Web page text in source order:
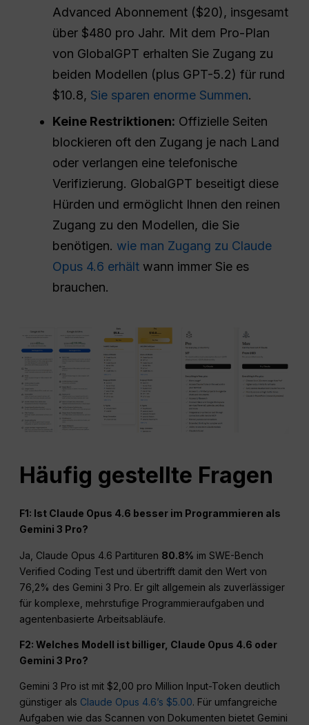
Advanced Abonnement ($20), insgesamt
über $480 pro Jahr. Mit dem Pro-Plan
von GlobalGPT erhalten Sie Zugang zu
beiden Modellen (plus GPT-5.2) für rund
$10.8, Sie sparen enorme Summen.
Keine Restriktionen: Offizielle Seiten
blockieren oft den Zugang je nach Land
oder verlangen eine telefonische
Verifizierung. GlobalGPT beseitigt diese
Hürden und ermöglicht Ihnen den reinen
Zugang zu den Modellen, die Sie
benötigen. wie man Zugang zu Claude
Opus 4.6 erhält wann immer Sie es
brauchen.
Häufig gestellte Fragen
F1: Ist Claude Opus 4.6 besser im Programmieren als
Gemini 3 Pro?
Ja, Claude Opus 4.6 Partituren 80.8% im SWE-Bench
Verified Coding Test und übertrifft damit den Wert von
76,2% des Gemini 3 Pro. Er gilt allgemein als zuverlässiger
für komplexe, mehrstufige Programmieraufgaben und
agentenbasierte Arbeitsabläufe.
F2: Welches Modell ist billiger, Claude Opus 4.6 oder
Gemini 3 Pro?
Gemini 3 Pro ist mit $2,00 pro Million Input-Token deutlich
günstiger als Claude Opus 4.6’s $5.00. Für umfangreiche
Aufgaben wie das Scannen von Dokumenten bietet Gemini